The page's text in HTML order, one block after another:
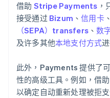
借助 Stripe Payments
接受通过 Bizum 、信用卡
（SEPA）transfers 、数
及许多其他本地支付方式
此外，Payments 提供了
性的高级工具。例如，借助
以确定自动重新处理被拒